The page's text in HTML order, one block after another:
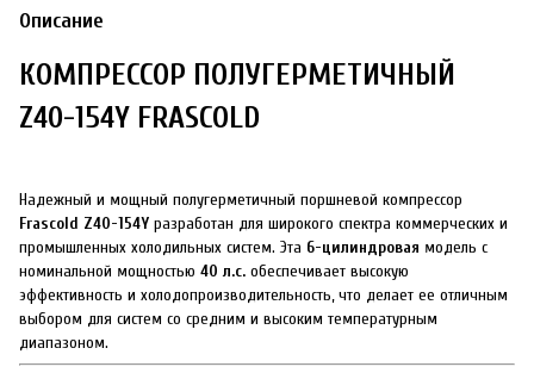
Описание
КОМПРЕССОР ПОЛУГЕРМЕТИЧНЫЙ
Z40-154Y FRASCOLD
Надежный и мощный полугерметичный поршневой компрессор
Frascold Z40-154Y разработан для широкого спектра коммерческих и
промышленных холодильных систем. Эта 6-цилиндровая модель с
номинальной мощностью 40 л.с. обеспечивает высокую
эффективность и холодопроизводительность, что делает ее отличным
выбором для систем со средним и высоким температурным
диапазоном.